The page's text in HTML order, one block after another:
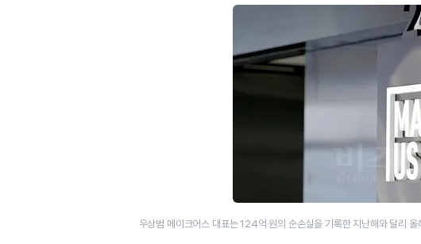
우상범 메이크어스 대표는 124억 원의 순손실을 기록한 지난해와 달리